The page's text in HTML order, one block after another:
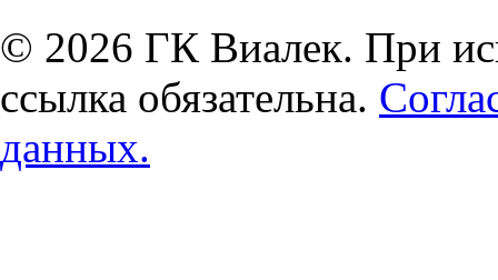
© 2026 ГК Виалек. При
ссылка обязательна.
данных.